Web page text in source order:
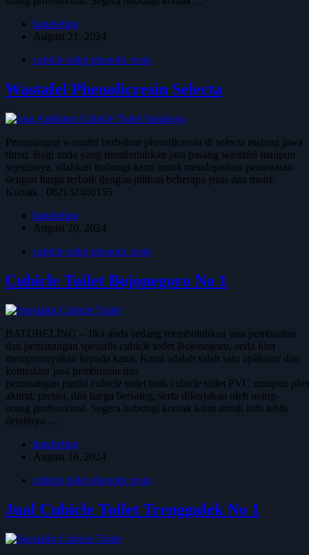
batubeling
August 21, 2024
cubicle toilet phenolic resin
Wastafel Phenolicresin Selecta
Pemasangan wastafel berbahan phenolicresin di selecta malang jawa
timur. Bagi anda yang membutuhkan jasa pasang wastafel maupun
sejenisnya, silahkan hubungi kami untuk mendapatkan penawaran
dengan harga terbaik dengan pilihan beberapa jenis dan motif.
Kontak : 082132460155
batubeling
August 20, 2024
cubicle toilet phenolic resin
Cubicle Toilet Bojonegoro No 1
BATUBELING – Jika anda sedang membutuhkan jasa pembuatan
dan pemasangan spesialis cubicle toilet Bojonegoro, anda bisa
mempercayakan kepada kami. Kami adalah salah satu aplikator dan
kontraktor jasa pembuatan dan
pemasangan partisi cubicle toilet baik cubicle toilet PVC maupun
akurat, presisi, dan harga bersaing, serta dikerjakan oleh orang-
orang professional. Segera hubungi kontak kami untuk info lebih
detailnya.…
batubeling
August 16, 2024
cubicle toilet phenolic resin
Jual Cubicle Toilet Trenggalek No 1